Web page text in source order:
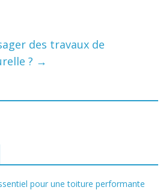
des travaux de
? →
pour une toiture performante